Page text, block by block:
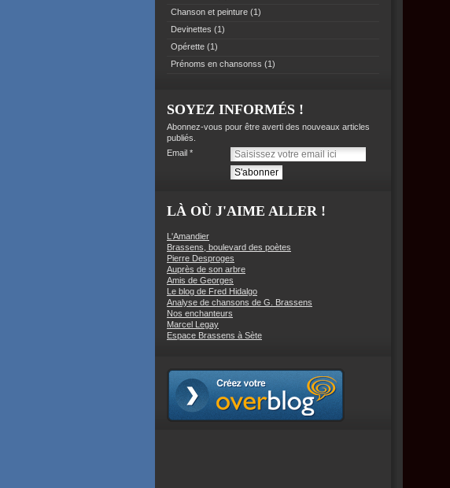
Chanson et peinture (1)
Devinettes (1)
Opérette (1)
Prénoms en chansonss (1)
SOYEZ INFORMÉS !
Abonnez-vous pour être averti des nouveaux articles
publiés.
Email
LÀ OÙ J'AIME ALLER !
L'Amandier
Brassens, boulevard des poètes
Pierre Desproges
Auprès de son arbre
Amis de Georges
Le blog de Fred Hidalgo
Analyse de chansons de G. Brassens
Nos enchanteurs
Marcel Legay
Espace Brassens à Sète